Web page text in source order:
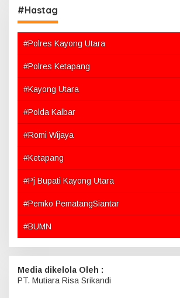
#Hastag
#Polres Kayong Utara
#Polres Ketapang
#Kayong Utara
#Polda Kalbar
#Romi Wijaya
#Ketapang
#Pj Bupati Kayong Utara
#Pemko PematangSiantar
#BUMN
Media dikelola Oleh :
PT. Mutiara Risa Srikandi